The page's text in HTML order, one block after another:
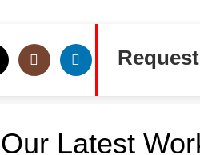
Our Latest